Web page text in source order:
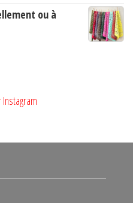
ou à